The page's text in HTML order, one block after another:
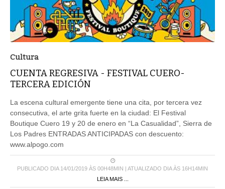
Cultura
CUENTA REGRESIVA - FESTIVAL CUERO-
TERCERA EDICIÓN
La escena cultural emergente tiene una cita, por tercera vez
consecutiva, el arte grita fuerte en la ciudad: El Festival
Boutique Cuero 19 y 20 de enero en “La Casualidad”, Sierra de
Los Padres ENTRADAS ANTICIPADAS con descuento:
www.alpogo.com
PUBLICADO DIA 14/01/2019 ÀS 00H48MIN | ATUALIZADO DIA ÀS 16H14MIN
LEIA MAIS ...